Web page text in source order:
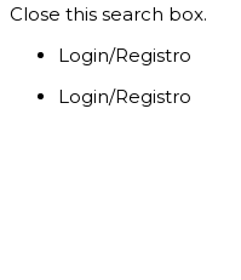
Close this search box.
Login/Registro
Login/Registro